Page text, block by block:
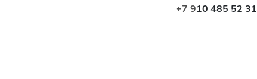
+7 910 485 52 31